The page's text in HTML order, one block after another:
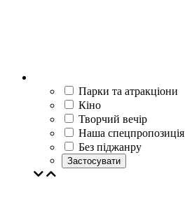
Парки та атракціони
Кіно
Творчий вечір
Наша спецпропозиція
Без піджанру
Застосувати